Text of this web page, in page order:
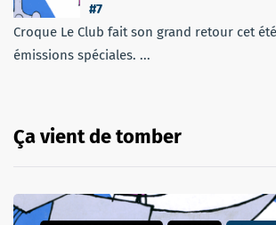
#7
Croque Le Club fait son grand retour cet
émissions spéciales. ...
Ça vient de tomber